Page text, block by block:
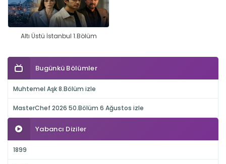
Altı Üstü İstanbul 1.Bölüm
Bugünkü Bölümler
Muhtemel Aşk 8.Bölüm izle
MasterChef 2026 50.Bölüm 6 Ağustos izle
Yabancı Diziler
1899